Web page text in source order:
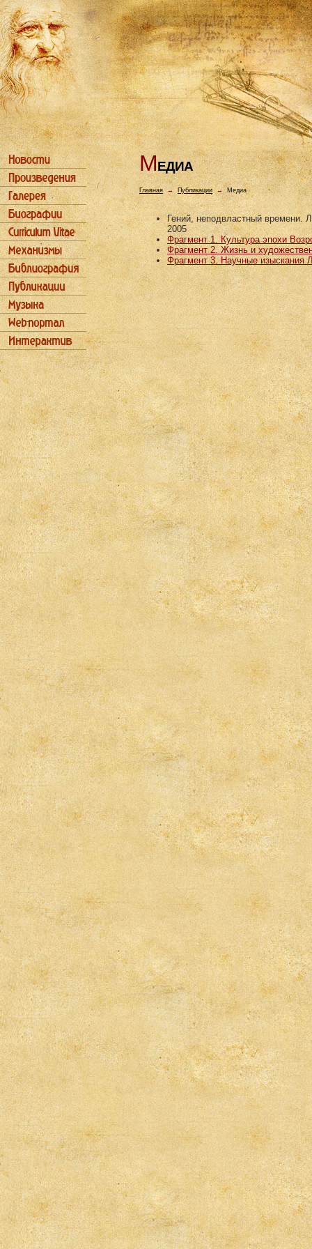
МЕДИА
Главная→ Публикации → Медиа
Гений, неподвластный времени.
2005
Фрагмент 1. Культура эпохи
Фрагмент 2. Жизнь и
Фрагмент 3. Научные изыскания